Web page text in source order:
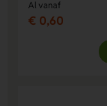
Al vanaf
€ 0,60